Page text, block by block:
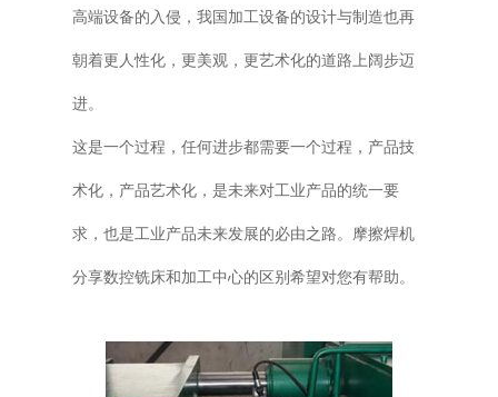
高端设备的入侵，我国加工设备的设计与制造也再
朝着更人性化，更美观，更艺术化的道路上阔步迈
进。
这是一个过程，任何进步都需要一个过程，产品技
术化，产品艺术化，是未来对工业产品的统一要
求，也是工业产品未来发展的必由之路。摩擦焊机
分享数控铣床和加工中心的区别希望对您有帮助。